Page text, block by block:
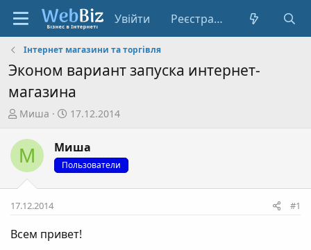
Увійти Реєстрація
Інтернет магазини та торгівля
Эконом вариант запуска интернет-
магазина
А
т
о
р
т
е
и
Миша
Д
т
а
с
т
р
17.12.2014
М Миша
Пользователи
17.12.2014 #1
Всем привет!